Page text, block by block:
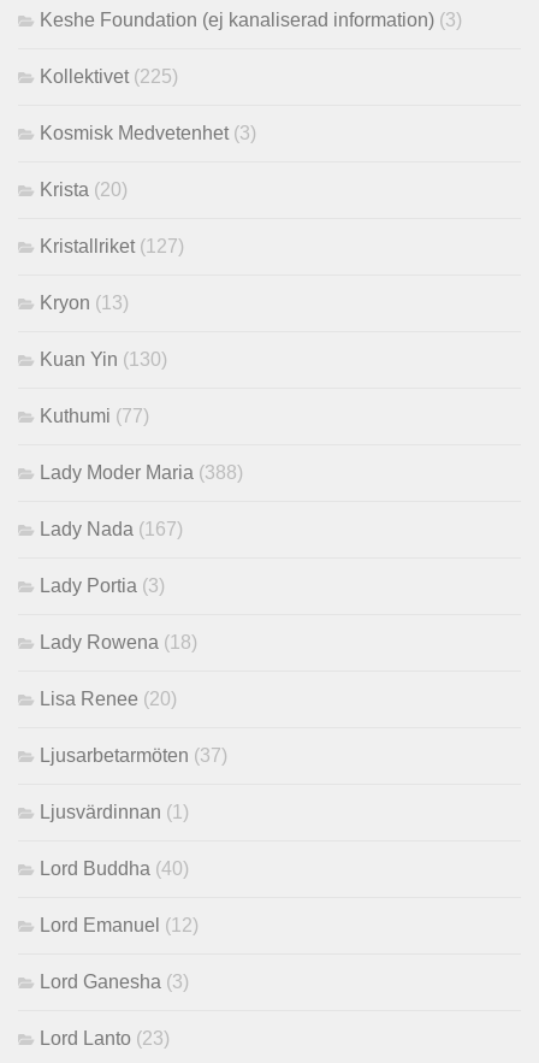
Keshe Foundation (ej kanaliserad information) (3)
Kollektivet (225)
Kosmisk Medvetenhet (3)
Krista (20)
Kristallriket (127)
Kryon (13)
Kuan Yin (130)
Kuthumi (77)
Lady Moder Maria (388)
Lady Nada (167)
Lady Portia (3)
Lady Rowena (18)
Lisa Renee (20)
Ljusarbetarmöten (37)
Ljusvärdinnan (1)
Lord Buddha (40)
Lord Emanuel (12)
Lord Ganesha (3)
Lord Lanto (23)